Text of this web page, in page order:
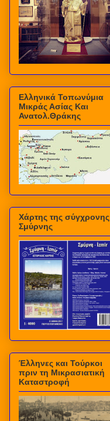
Ελληνικά Τοπωνύμια
Μικράς Ασίας Και
Ανατολ.Θράκης
Χάρτης της σύγχρονης
Σμύρνης
Έλληνες και Τούρκοι
πριν τη Μικρασιατική
Καταστροφή